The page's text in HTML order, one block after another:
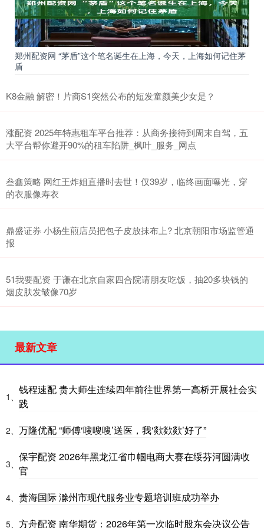
郑州配资网 “茅盾”这个笔名诞生在上海，今天，上海如何记住茅
盾
K8金融 解密！片商S1突然公布的短发童颜美少女是？
涨配资 2025年特惠租车平台推荐：从商务接待到周末自驾，五
大平台帮你避开90%的租车陷阱_枫叶_服务_网点
叁鑫策略 网红王炸姐直播时去世！仅39岁，临终画面曝光，穿
的衣服像寿衣
鼎盛证券 小杨生煎店员把包子皮放抹布上? 北京朝阳市场监管通
报
51我要配资 于谦在北京自家四合院请朋友吃饭，抽20多块钱的
烟皮肤发皱像70岁
最新文章
1、
钱程速配 贵大师生连续四年前往世界第一高桥开展社会实
践
2、 万隆优配 “师傅‘嗖嗖嗖’送医，我‘欻欻欻’好了”
3、
保宇配资 2026年黑龙江省巾帼电商大赛在绥芬河圆满收
官
4、 贵海国际 滁州市现代服务业专题培训班成功举办
5、 方舟配资 南华期货：2026年第一次临时股东会决议公告